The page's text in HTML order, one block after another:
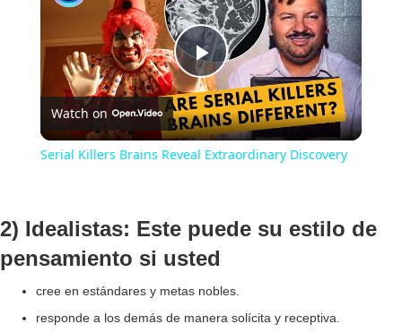
P
l
y
V
Watch on
Serial Killers Brains Reveal Extraordinary Discovery
2) Idealistas: Este puede su estilo de
pensamiento si usted
cree en estándares y metas nobles.
responde a los demás de manera solícita y receptiva.